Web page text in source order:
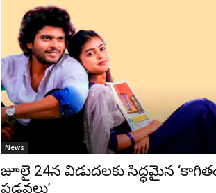
News
జూలై 24న విడుదలకు సిద్ధమైన
పడవలు’